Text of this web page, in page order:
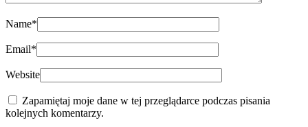
Name*
Email*
Website
Zapamiętaj moje dane w tej przeglądarce podczas pisania
kolejnych komentarzy.